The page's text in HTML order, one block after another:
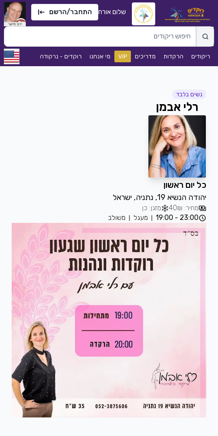
שלום אורח התחבר/הרשם
ריקודים הרקדות מדריכים VIP מי אנחנו רוקדים - נרקודה
נשים בלבד
רלי אבמן
כל יום ראשון
יהודה הנשיא 19, נתניה, ישראל
מחיר: 40₪
מזגן: כן
23:00 - 19:00
מעגל משולב